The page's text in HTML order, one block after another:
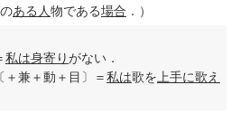
ある人物である場合 ．）
私は身寄りがない．
兼＋動＋目〕＝私は歌を 上手に歌え